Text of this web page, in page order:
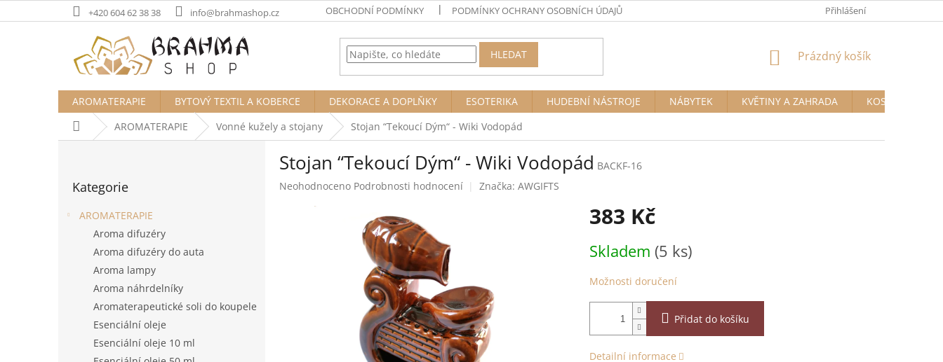
na
+420 604 62 38 38 info@brahmashop.cz OBCHODNÍ PODMÍNKY PODMÍNKY OCHRANY OSOBNÍCH ÚDAJŮ Přihlášení
HLEDAT
NÁKUPNÍ
Prázdný košík
AROMATERAPIE BYTOVÝ TEXTIL A KOBERCE DEKORACE A DOPLŇKY ESOTERIKA HUDEBNÍ NÁSTROJE NÁBYTEK KVĚTINY A ZAHRADA
KOSMETIKA A
Domů AROMATERAPIE Vonné kužely a stojany Stojan “Tekoucí Dým“ - Wiki Vodopád
kategorie
Kategorie
AROMATERAPIE
Aroma difuzéry
Aroma difuzéry do auta
Aroma lampy
Aroma náhrdelníky
Aromaterapeutické soli do koupele
Esenciální oleje
Esenciální oleje 10 ml
Stojan “Tekoucí Dým“ - Wiki Vodopád BACKF-16
Průměrné
Neohodnoceno Podrobnosti hodnocení Značka: AWGIFTS
383 Kč
cena:
Skladem (5 ks)
Možnosti doručení
Přidat do košíku
Detailní informace